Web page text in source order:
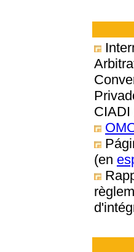
CIADI
(en